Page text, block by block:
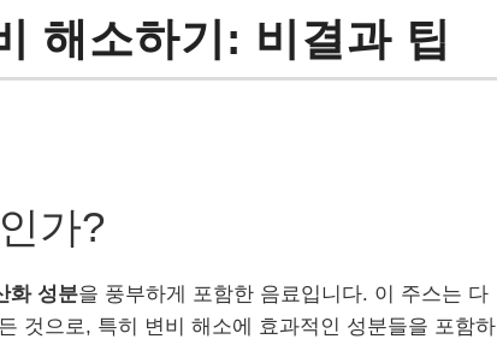
해소하기: 비결과 팁
가?
화 성분을 풍부하게 포함한 음료입니다. 이 주스는 다
것으로, 특히 변비 해소에 효과적인 성분들을 포함하